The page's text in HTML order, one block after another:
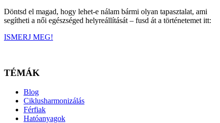
Döntsd el magad, hogy lehet-e nálam bármi olyan tapasztalat, ami
segítheti a női egészséged helyreállítását – fusd át a történetemet itt:
ISMERJ MEG!
TÉMÁK
Blog
Ciklusharmonizálás
Férfiak
Hatóanyagok